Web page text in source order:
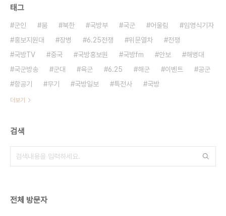
태그
군인 붐 북한 국방부 국군 어울림
임영식기자
홍보지원대
장병 6.25전쟁 위문열차
전쟁
국방TV
중국 국방홍보원 국방fm 안보
해병대
국군방송
군대 육군 6.25 해군 이벤트
공군
항공기
무기 국방일보 특전사 국방
더보기
검색
전체 방문자